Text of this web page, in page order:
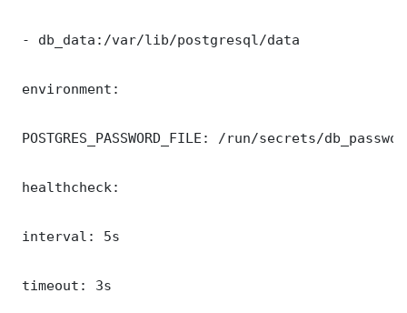
- db_data:/var/lib/postgresql/data
environment:
POSTGRES_PASSWORD_FILE: /run/secrets/
healthcheck:
interval: 5s
timeout: 3s